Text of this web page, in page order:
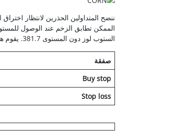
ننضح المتداولين الحذرين لانتظار
الستوب لوز دون المستوى 381.7. يقوم هذا المستوى باختراق خط الترند و يؤكد من قبل فركتالية بيل وليامز .
صفقة
Buy stop
Stop loss